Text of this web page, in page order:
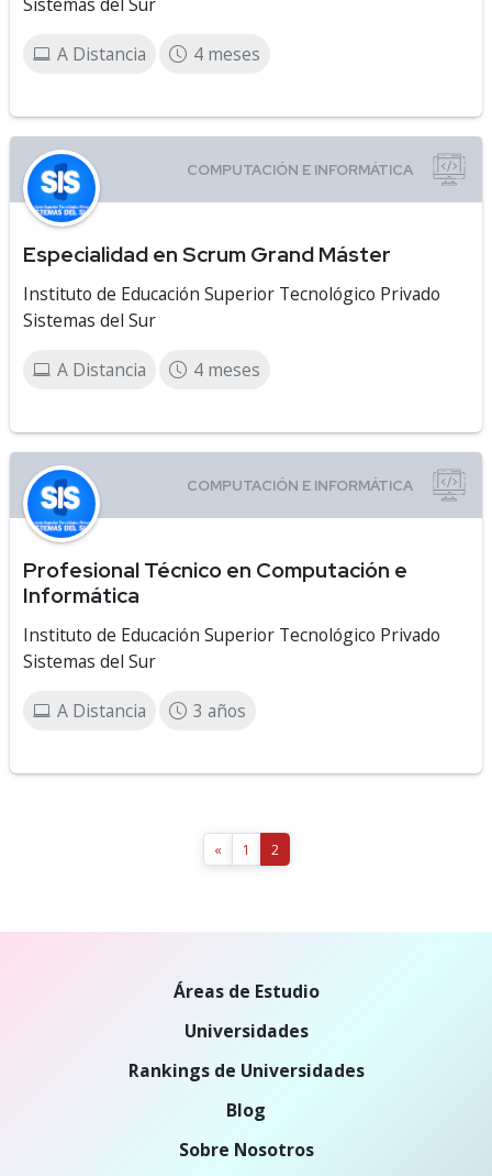
A Distancia 4 meses
Especialidad en Scrum Grand Máster
Instituto de Educación Superior Tecnológico Privado
Sistemas del Sur
A Distancia 4 meses
Profesional Técnico en Computación e
Informática
Instituto de Educación Superior Tecnológico Privado
Sistemas del Sur
A Distancia 3 años
« 1 2
Áreas de Estudio
Universidades
Rankings de Universidades
Blog
Sobre Nosotros